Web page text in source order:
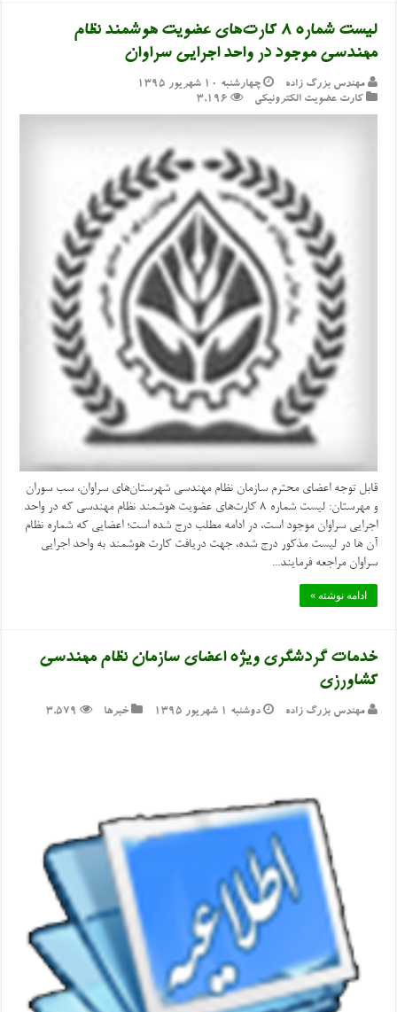
لیست شماره ۸ کارت‌های عضویت هوشمند نظام
مهندسی موجود در واحد اجرایی سراوان
مهندس بزرگ زاده
چهارشنبه ۱۰ شهریور ۱۳۹۵
کارت عضویت الکترونیکی
3,196
قابل توجه اعضای محترم سازمان نظام مهندسی شهرستان‌های سراوان، سب سوران
و مهرستان: لیست شماره ۸ کارت‌های عضویت هوشمند نظام مهندسی که در واحد
اجرایی سراوان موجود است، در ادامه مطلب درج شده است؛ اعضایی که شماره نظام
آن ها در لیست مذکور درج شده، جهت دریافت کارت هوشمند به واحد اجرایی
سراوان مراجعه فرمایند...
ادامه نوشته »
خدمات گردشگری ویژه اعضای سازمان نظام مهندسی
کشاورزی
مهندس بزرگ زاده دوشنبه ۱ شهریور ۱۳۹۵ خبرها 3,579